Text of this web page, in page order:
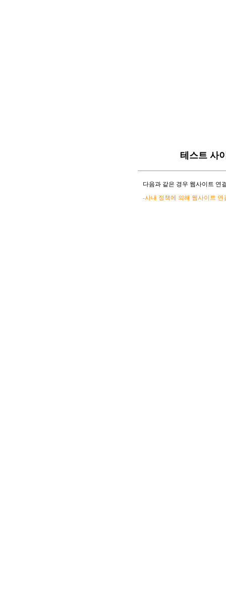
테스트 사
다음과 같은 경우 웹사이트 연
-사내 정책에 의해 웹사이트